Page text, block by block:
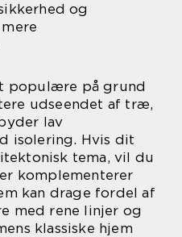
og
populære på grund
udseendet af træ,
lav
isolering. Hvis dit
tema, vil du
komplementerer
kan drage fordel af
med rene linjer og
klassiske hjem